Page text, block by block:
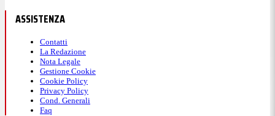
ASSISTENZA
Contatti
La Redazione
Nota Legale
Gestione Cookie
Cookie Policy
Privacy Policy
Cond. Generali
Faq